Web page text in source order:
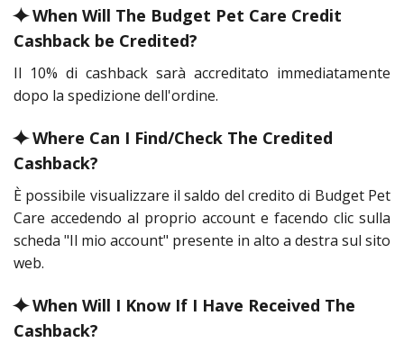
⯌ When Will The Budget Pet Care Credit
Cashback be Credited?
Il 10% di cashback sarà accreditato immediatamente
dopo la spedizione dell'ordine.
⯌ Where Can I Find/Check The Credited
Cashback?
È possibile visualizzare il saldo del credito di Budget Pet
Care accedendo al proprio account e facendo clic sulla
scheda "Il mio account" presente in alto a destra sul sito
web.
⯌ When Will I Know If I Have Received The
Cashback?